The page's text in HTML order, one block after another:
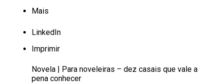
Mais
LinkedIn
Imprimir
Novela | Para noveleiras – dez casais que vale a
pena conhecer